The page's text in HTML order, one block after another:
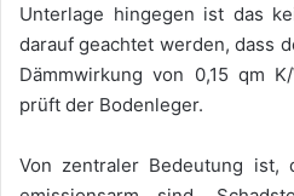
Unterlage hingegen ist das
darauf geachtet werden, dass
Dämmwirkung von 0,15 qm
prüft der Bodenleger.
Von zentraler Bedeutung ist,